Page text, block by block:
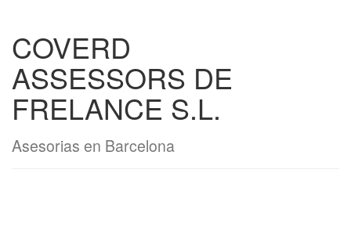
COVERD
ASSESSORS DE
FRELANCE S.L.
Asesorias en Barcelona